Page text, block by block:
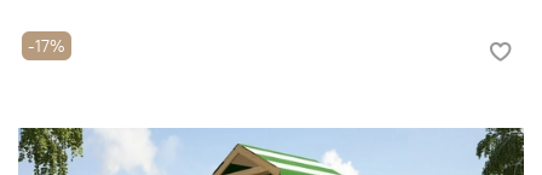
-17%